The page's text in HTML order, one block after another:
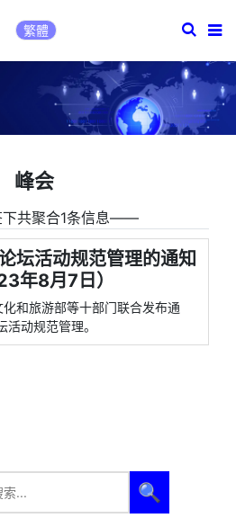
繁體
峰会
共聚合1条信息――
坛活动规范管理的通知
年8月7日）
和旅游部等十部门联合发布通
动规范管理。
🔍